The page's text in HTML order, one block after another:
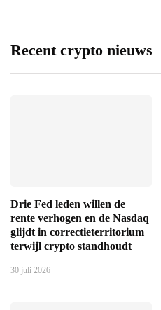
Recent crypto nieuws
Drie Fed leden willen de
rente verhogen en de Nasdaq
glijdt in correctieterritorium
terwijl crypto standhoudt
30 juli 2026